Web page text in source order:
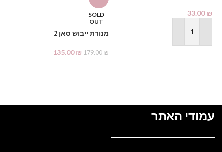
Alcohol
33.00₪
הוספה לסל
SOLD
OUT
מנורת ייבוש סאן 2
179.00₪
135.00₪
עמודי האתר